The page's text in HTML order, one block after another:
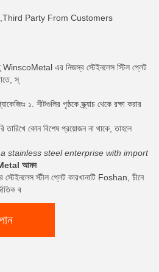
Party From Customers
WinscoMetal এর নিজস্ব স্টেইনলেস স্টিল প্লেট
স্
১. শীটগুলির পৃষ্ঠকে স্ক্র্যাচ থেকে রক্ষা করার
তারিখে কোন বিশেষ প্রয়োজন না থাকে, তাহলে
stainless steel enterprise with import
আমদ
স্টীল প্লেট কারখানাটি Foshan, চীনে
ব